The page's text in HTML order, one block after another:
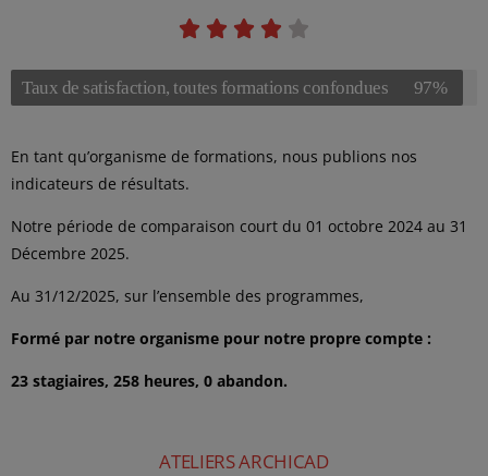
    
Taux de satisfaction, toutes formations confondues 97%
En tant qu’organisme de formations, nous publions nos
indicateurs de résultats.
Notre période de comparaison court du 01 octobre 2024 au 31
Décembre 2025.
Au 31/12/2025, sur l’ensemble des programmes,
Formé par notre organisme pour notre propre compte :
23 stagiaires, 258 heures, 0 abandon.
ATELIERS ARCHICAD